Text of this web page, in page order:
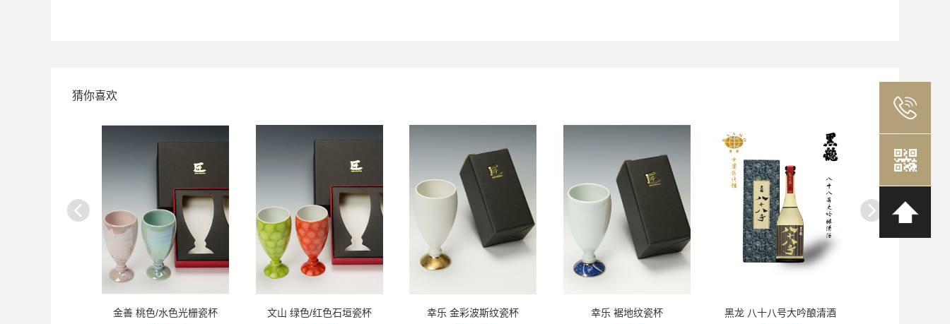
猜你喜欢
金善 桃色/水色光栅瓷杯 文山 绿色/红色石垣瓷杯 幸乐 金彩波斯纹瓷杯 幸乐 裾地纹瓷杯 黑龙 八十八号大吟酿清酒